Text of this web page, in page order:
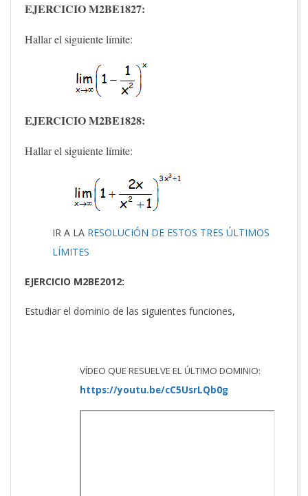
EJERCICIO M2BE1827:
Hallar el siguiente límite:
EJERCICIO M2BE1828:
Hallar el siguiente límite:
IR A LA RESOLUCIÓN DE ESTOS TRES ÚLTIMOS
LÍMITES
EJERCICIO M2BE2012:
Estudiar el dominio de las siguientes funciones,
VÍDEO QUE RESUELVE EL ÚLTIMO DOMINIO:
https://youtu.be/cC5UsrLQb0g